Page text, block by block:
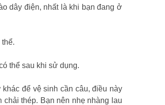
dây điện, nhất là khi bạn đang ở
thể sau khi sử dụng.
để vệ sinh cần câu, điều này
thép. Bạn nên nhẹ nhàng lau